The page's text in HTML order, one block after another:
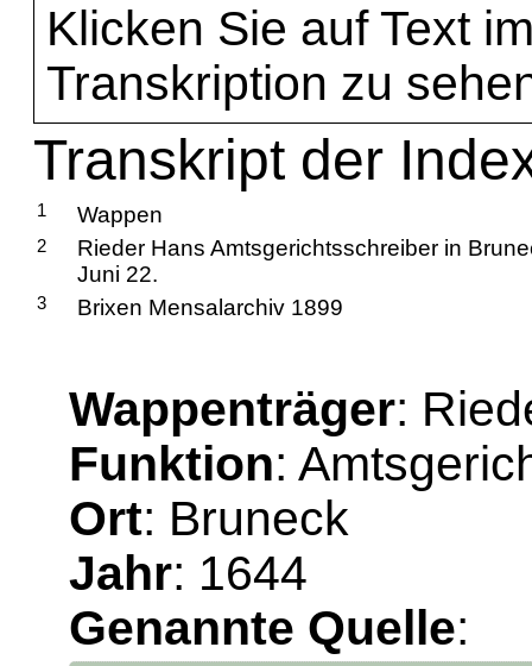
Klicken Sie auf Text
Transkription zu
Transkript der
1 Wappen
2
Rieder Hans Amtsgerichtsschreiber in
Juni 22.
3 Brixen Mensalarchiv 1899
Wappenträger:
Funktion:
Ort: Bruneck
Jahr: 1644
Genannte Quelle: